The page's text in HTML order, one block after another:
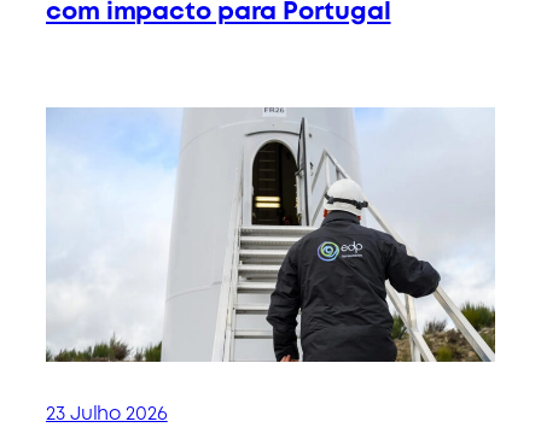
com impacto para Portugal
23 Julho 2026